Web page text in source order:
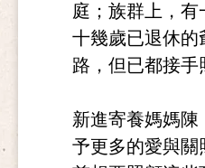
庭；族群上，
十幾歲已退休的
路，但已都接手
新進寄養媽媽
予更多的愛與關